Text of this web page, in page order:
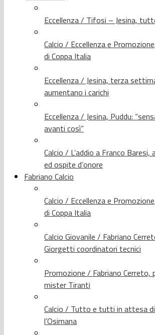
Eccellenza / Tifosi – Jesina,
Calcio / Eccellenza e
di Coppa Italia
Eccellenza / Jesina, terza
aumentano i carichi
Eccellenza / Jesina, Puddu:
avanti così”
Calcio / L’addio a Franco Baresi,
ed ospite d’onore
Fabriano Calcio
Calcio / Eccellenza e
di Coppa Italia
Calcio Giovanile / Fabriano
Giorgetti coordinatori tecnici
Promozione / Fabriano Cerreto,
mister Tiranti
Calcio / Tutto e tutti in attesa
l’Osimana